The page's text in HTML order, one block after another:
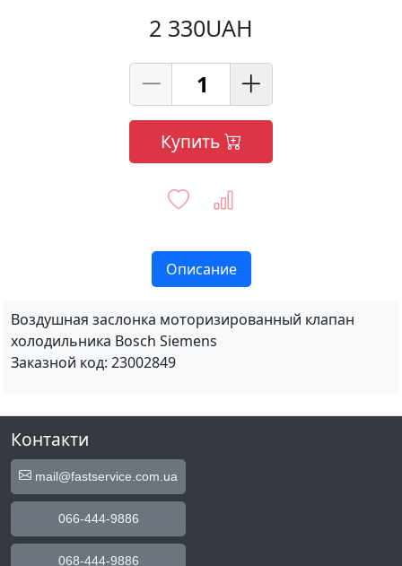
2 330UAH
Купить
Описание
Воздушная заслонка моторизированный клапан
холодильника Bosch Siemens
Заказной код: 23002849
Контакти
mail@fastservice.com.ua
066-444-9886
068-444-9886